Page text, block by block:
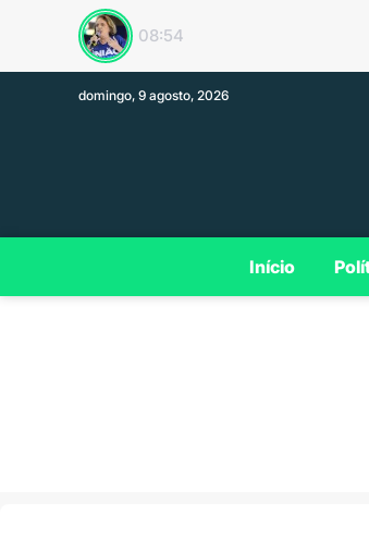
13:33
domingo, 9 agosto, 2026
Início